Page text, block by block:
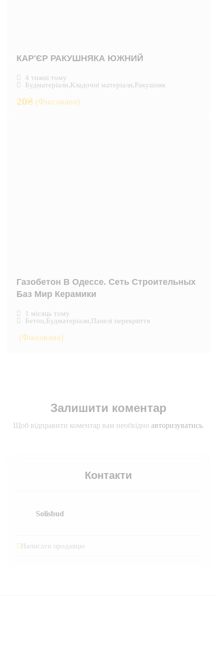
КАР'ЄР РАКУШНЯКА ЮЖНИЙ
4 тижні тому
Будматеріали,Кладочні матеріали,Ракушняк
20₴ (Фіксована)
Газобетон В Одессе. Сеть Строительных
Баз Мир Керамики
1 місяць тому
Бетон,Будматеріали,Панелі перекриття
(Фіксована)
Залишити коментар
Щоб відправити коментар вам необхідно авторизуватись.
Контакти
Solisbud
Написати продавцю